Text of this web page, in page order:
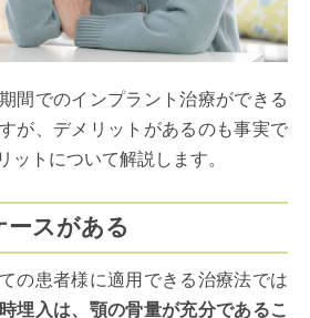
間でのインプラント治療ができる
が、デメリットがあるのも事実で
ットについて解説します。
ースがある
の患者様に適用できる治療法では
埋入は、顎の骨量が充分であるこ